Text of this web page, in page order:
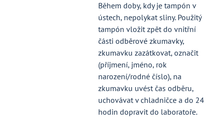
Během doby, kdy je tampón v
ústech, nepolykat sliny. Použitý
tampón vložit zpět do vnitřní
části odběrové zkumavky,
zkumavku zazátkovat, označit
(příjmení, jméno, rok
narození/rodné číslo), na
zkumavku uvést čas odběru,
uchovávat v chladničce a do 24
hodin dopravit do laboratoře.